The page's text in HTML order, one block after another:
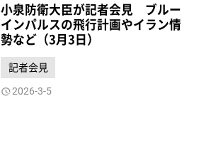
小泉防衛大臣が記者会見 ブルー
インパルスの飛行計画やイラン情
勢など（3月3日）
記者会見
2026-3-5